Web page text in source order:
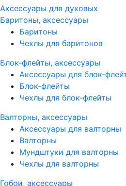
Аксессуары для духовых
Баритоны, аксессуары
Баритоны
Чехлы для баритонов
Блок-флейты, аксессуары
Аксессуары для блок-
Блок-флейты
Чехлы для блок-флейты
Валторны, аксессуары
Аксессуары для валторны
Валторны
Мундштуки для валторны
Чехлы для валторны
Гобои, аксессуары